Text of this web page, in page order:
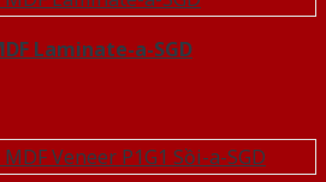
Laminate-a-SGD